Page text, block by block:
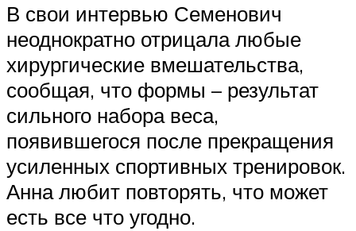
В свои интервью Семенович
неоднократно отрицала любые
хирургические вмешательства,
сообщая, что формы – результат
сильного набора веса,
появившегося после прекращения
усиленных спортивных тренировок.
Анна любит повторять, что может
есть все что угодно.